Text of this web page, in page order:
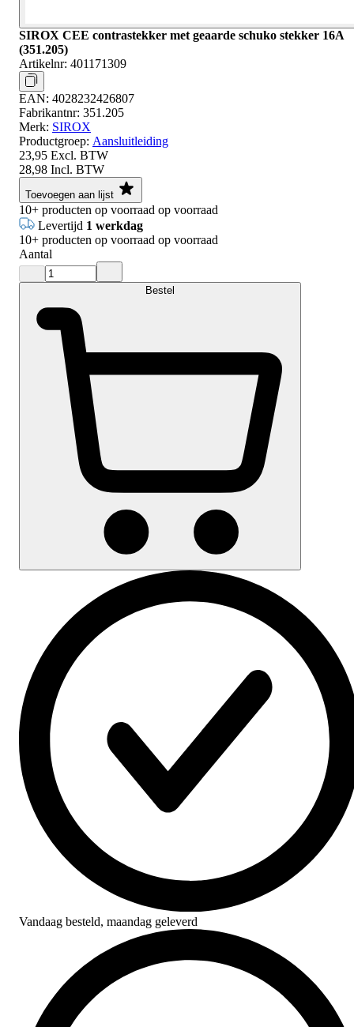
SIROX CEE contrastekker met geaarde schuko stekker 16A
(351.205)
Artikelnr: 401171309
EAN: 4028232426807
Fabrikantnr: 351.205
Merk: SIROX
Productgroep: Aansluitleiding
23,95 Excl. BTW
28,98 Incl. BTW
Toevoegen aan lijst
10+ producten op voorraad op voorraad
Levertijd 1 werkdag
10+ producten op voorraad op voorraad
Aantal
Bestel
Vandaag besteld, maandag geleverd